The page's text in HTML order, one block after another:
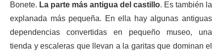
Bonete. La parte más antigua del castillo. Es también la
explanada más pequeña. En ella hay algunas antiguas
dependencias convertidas en pequeño museo, una
tienda y escaleras que llevan a la garitas que dominan el